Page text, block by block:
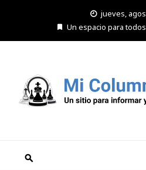
jueves,
Un espacio para